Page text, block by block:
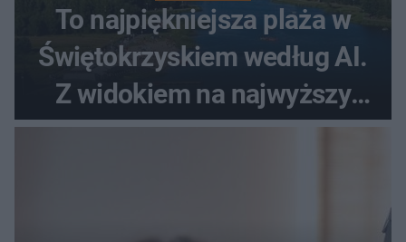
To najpiękniejsza plaża w
Świętokrzyskiem według AI.
Z widokiem na najwyższy
szczyt Gór Świętokrzyskich